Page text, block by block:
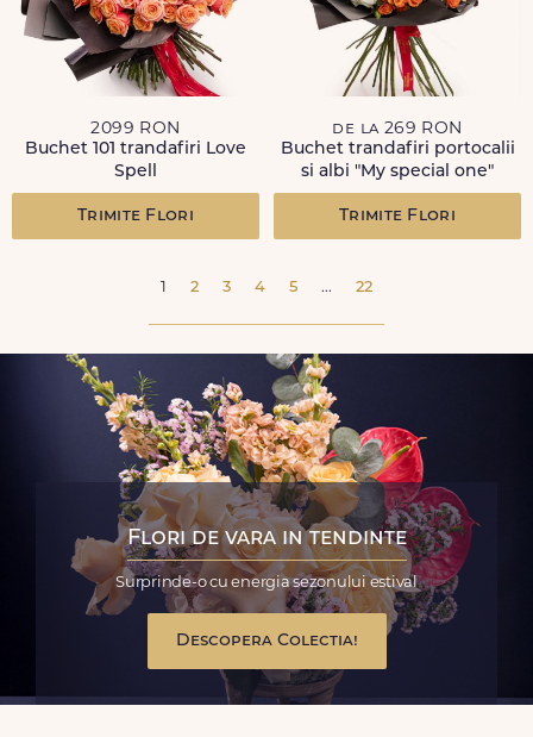
2099 RON
Buchet 101 trandafiri Love
Spell
Trimite Flori
de la 269 RON
Buchet trandafiri portocalii
si albi "My special one"
Trimite Flori
1 2 3 4 5 ... 22
Flori de vara in tendinte
Surprinde-o cu energia sezonului estival
Descopera Colectia!